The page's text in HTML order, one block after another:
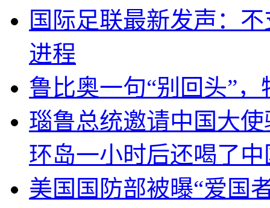
国际足联最新发声：
进程
鲁比奥一句“别回头”
瑙鲁总统邀请中国大
环岛一小时后还喝了
美国国防部被曝“爱国